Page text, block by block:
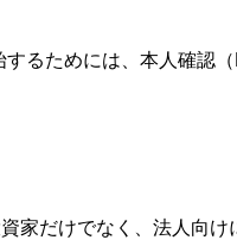
るためには、本人確認
家だけでなく、法人向